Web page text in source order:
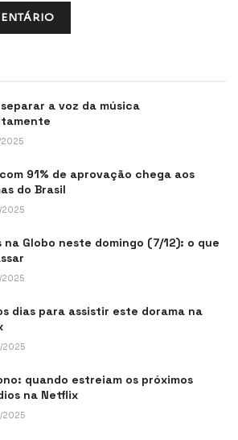
separar a voz da música
2025
91% de aprovação chega aos
do Brasil
2025
na Globo neste domingo (7/12): o que
2025
dias para assistir este dorama na
2025
quando estreiam os próximos
na Netflix
2025